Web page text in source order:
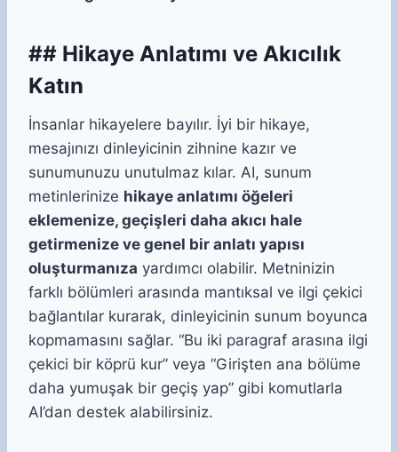
## Hikaye Anlatımı ve Akıcılık
Katın
İnsanlar hikayelere bayılır. İyi bir hikaye,
mesajınızı dinleyicinin zihnine kazır ve
sunumunuzu unutulmaz kılar. AI, sunum
metinlerinize hikaye anlatımı öğeleri
eklemenize, geçişleri daha akıcı hale
getirmenize ve genel bir anlatı yapısı
oluşturmanıza yardımcı olabilir. Metninizin
farklı bölümleri arasında mantıksal ve ilgi çekici
bağlantılar kurarak, dinleyicinin sunum boyunca
kopmamasını sağlar. “Bu iki paragraf arasına ilgi
çekici bir köprü kur” veya “Girişten ana bölüme
daha yumuşak bir geçiş yap” gibi komutlarla
AI’dan destek alabilirsiniz.